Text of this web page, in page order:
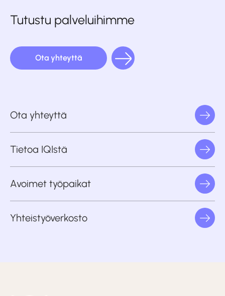
Tutustu palveluihimme
Ota yhteyttä
Ota yhteyttä
Tietoa IQIstä
Avoimet työpaikat
Yhteistyöverkosto